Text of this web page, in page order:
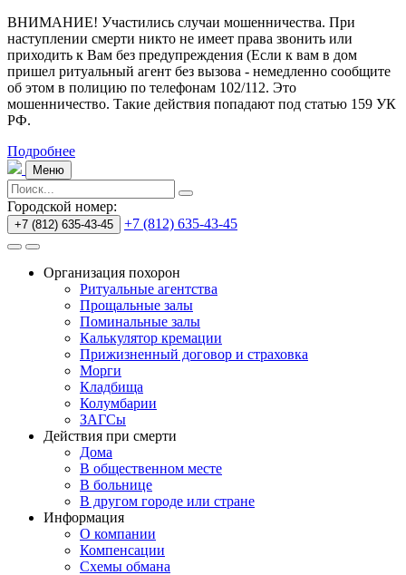
ВНИМАНИЕ! Участились случаи мошенничества. При
наступлении смерти никто не имеет права звонить или
приходить к Вам без предупреждения (Если к вам в дом
пришел ритуальный агент без вызова - немедленно сообщите
об этом в полицию по телефонам 102/112. Это
мошенничество. Такие действия попадают под статью 159 УК
РФ.
Подробнее
Меню
Городской номер:
+7 (812) 635-43-45 +7 (812) 635-43-45
Организация похорон
Ритуальные агентства
Прощальные залы
Поминальные залы
Калькулятор кремации
Прижизненный договор и страховка
Морги
Кладбища
Колумбарии
ЗАГСы
Действия при смерти
Дома
В общественном месте
В больнице
В другом городе или стране
Информация
О компании
Компенсации
Схемы обмана